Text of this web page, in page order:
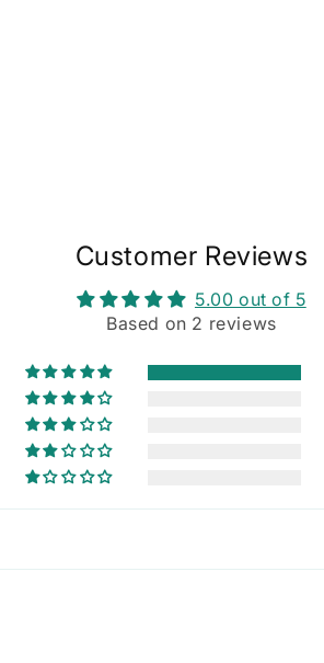
Customer Reviews
5.00 out of 5
Based on 2 reviews